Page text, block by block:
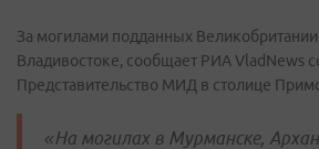
За могилами подданных
Владивостоке, сообщает РИА VladNews
Представительство МИД в столице
«На могилах в Мурманске,